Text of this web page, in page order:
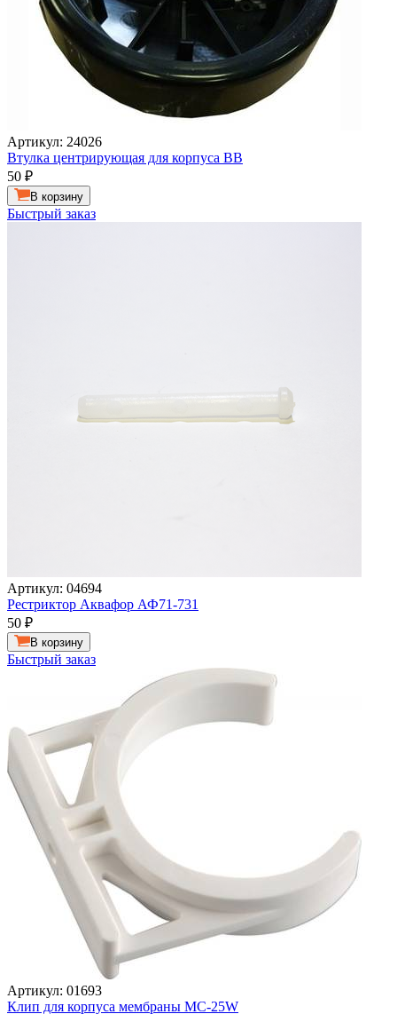
Артикул: 24026
Втулка центрирующая для корпуса ВВ
50 ₽
В корзину
Быстрый заказ
Артикул: 04694
Рестриктор Аквафор АФ71-731
50 ₽
В корзину
Быстрый заказ
Артикул: 01693
Клип для корпуса мембраны МС-25W